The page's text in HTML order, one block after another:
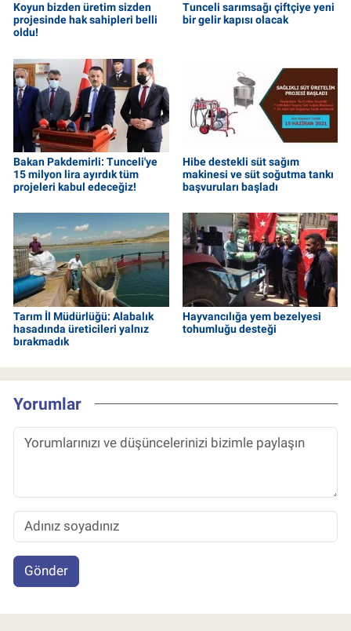
Koyun bizden üretim sizden
projesinde hak sahipleri belli
oldu!
Tunceli sarımsağı çiftçiye yeni
bir gelir kapısı olacak
Bakan Pakdemirli: Tunceli'ye
15 milyon lira ayırdık tüm
projeleri kabul edeceğiz!
Hibe destekli süt sağım
makinesi ve süt soğutma tankı
başvuruları başladı
Tarım İl Müdürlüğü: Alabalık
hasadında üreticileri yalnız
bırakmadık
Hayvancılığa yem bezelyesi
tohumluğu desteği
Yorumlar
Gönder